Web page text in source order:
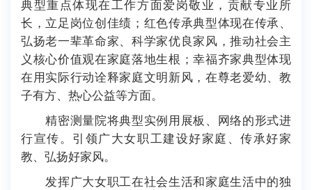
典型重点体现在工作方面爱岗敬业，贡献专业所
长，立足岗位创佳绩；红色传承典型体现在传承、
弘扬老一辈革命家、科学家优良家风，推动社会主
义核心价值观在家庭落地生根；幸福齐家典型体现
在用实际行动诠释家庭文明新风，在尊老爱幼、教
子有方、热心公益等方面。
精密测量院将典型实例用展板、网络的形式进
行宣传。引领广大女职工建设好家庭、传承好家
教、弘扬好家风。
发挥广大女职工在社会生活和家庭生活中的独